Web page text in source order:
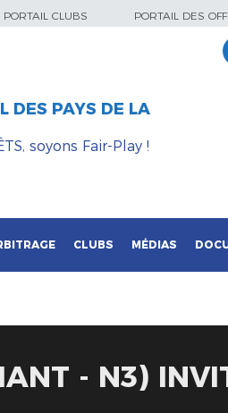
PORTAIL CLUBS PORTAIL DES
DES PAYS DE LA
soyons Fair-Play !
CLUBS MÉDIAS
- N3)